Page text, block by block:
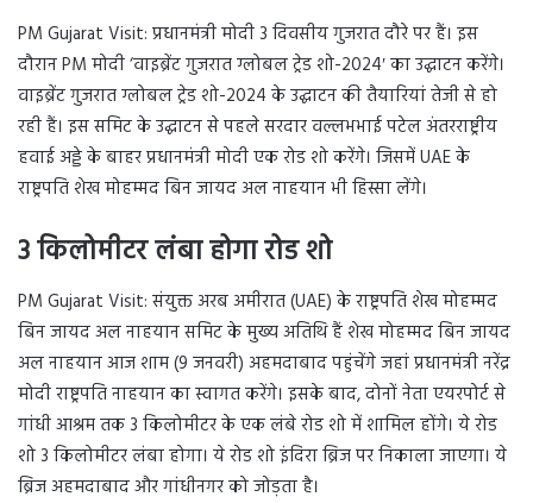
PM Gujarat Visit: प्रधानमंत्री मोदी 3 दिवसीय गुजरात दौरे पर हैं। इस
दौरान PM मोदी ‘वाइब्रेंट गुजरात ग्लोबल ट्रेड शो-2024′ का उद्घाटन करेंगे।
वाइब्रेंट गुजरात ग्लोबल ट्रेड शो-2024 के उद्घाटन की तैयारियां तेजी से हो
रही हैं। इस समिट के उद्घाटन से पहले सरदार वल्लभभाई पटेल अंतरराष्ट्रीय
हवाई अड्डे के बाहर प्रधानमंत्री मोदी एक रोड शो करेंगे। जिसमें UAE के
राष्ट्रपति शेख मोहम्मद बिन जायद अल नाहयान भी हिस्सा लेंगे।
3 किलोमीटर लंबा होगा रोड शो
PM Gujarat Visit: संयुक्त अरब अमीरात (UAE) के राष्ट्रपति शेख मोहम्मद
बिन जायद अल नाहयान समिट के मुख्य अतिथि हैं शेख मोहम्मद बिन जायद
अल नाहयान आज शाम (9 जनवरी) अहमदाबाद पहुंचेंगे जहां प्रधानमंत्री नरेंद्र
मोदी राष्ट्रपति नाहयान का स्वागत करेंगे। इसके बाद, दोनों नेता एयरपोर्ट से
गांधी आश्रम तक 3 किलोमीटर के एक लंबे रोड शो में शामिल होंगे। ये रोड
शो 3 किलोमीटर लंबा होगा। ये रोड शो इंदिरा ब्रिज पर निकाला जाएगा। ये
ब्रिज अहमदाबाद और गांधीनगर को जोड़ता है।